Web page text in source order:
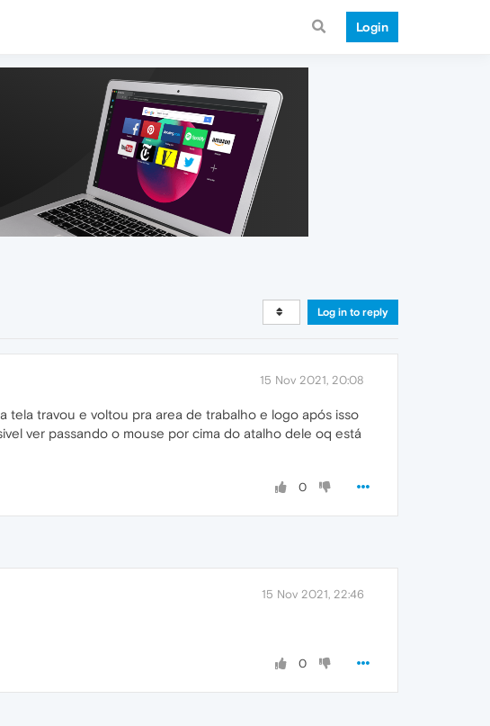
Login
Log in to reply
15 Nov 2021, 20:08
tela travou e voltou pra area de trabalho e logo após isso
ver passando o mouse por cima do atalho dele oq está
0
15 Nov 2021, 22:46
0